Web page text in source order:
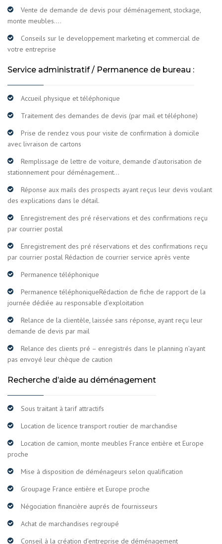
Vente de demande de devis pour déménagement, stockage,
monte meubles….
Conseils sur le developpement marketing et commercial de
votre entreprise
Service administratif / Permanence de bureau :
Accueil physique et téléphonique
Traitement des demandes de devis (par mail et téléphone)
Prise de rendez vous pour visite de confirmation à domicile
avec livraison de cartons
Remplissage de lettre de voiture, demande d’autorisation de
stationnement pour déménagement…
Réponse aux mails des prospects ayant reçus leur devis voulant
des explications dans le détail.
Enregistrement des pré réservations et des confirmations reçu
par courrier postal
Enregistrement des pré réservations et des confirmations reçu
par courrier postal Rédaction de courrier service après vente
Permanence téléphonique
Permanence téléphoniqueRédaction de fiche de rapport de la
journée dédiée au responsable d’exploitation
Relance de la clientèle, laissée sans réponse, ayant reçu leur
demande de devis par mail
Relance des clients pré – enregistrés dans le planning n’ayant
pas envoyé leur chèque de caution
Recherche d’aide au déménagement
Sous traitant à tarif attractifs
Location de licence transport routier de marchandise
Location de camion, monte meubles France entière et Europe
proche
Mise à disposition de déménageurs selon qualification
Groupage France entière et Europe proche
Négociation financière auprés de fournisseurs
Achat de marchandises regroupé
Conseil à la création d’entreprise de déménagement